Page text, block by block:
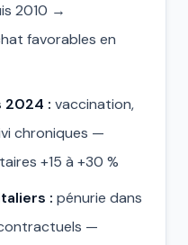
2010 →
favorables en
2024 : vaccination,
chroniques —
+15 à +30 %
: pénurie dans
—